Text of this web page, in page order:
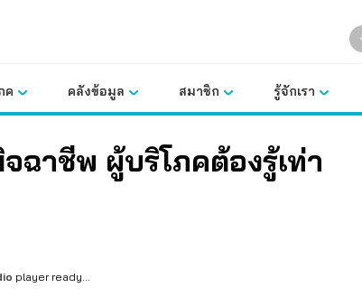
ค คลังข้อมูล สมาชิก รู้จักเรา
ฉาชีพ ผู้บริโภคต้องรู้เท่า
player ready...